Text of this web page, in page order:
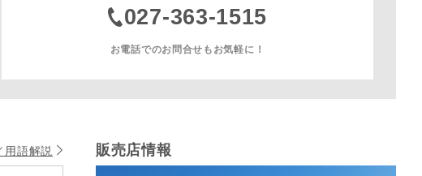
027-363-1515
お電話でのお問合せもお気軽に！
用語解説 販売店情報